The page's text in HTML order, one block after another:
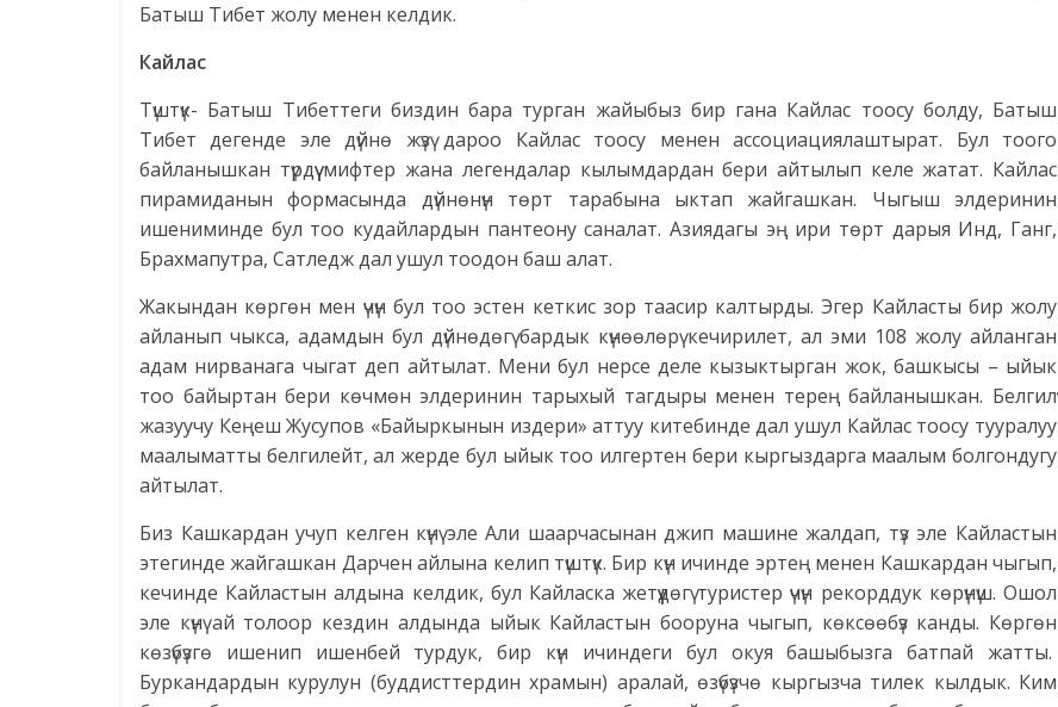
Батыш Тибет жолу менен келдик.
Кайлас
Түштүк- Батыш Тибеттеги биздин бара турган жайыбыз бир гана Кайлас тоосу болду, Батыш
Тибет дегенде эле дүйнө жүзү дароо Кайлас тоосу менен ассоциациялаштырат. Бул тоого
байланышкан түрдүү мифтер жана легендалар кылымдардан бери айтылып келе жатат. Кайлас
пирамиданын формасында дүйнөнүн төрт тарабына ыктап жайгашкан. Чыгыш элдеринин
ишениминде бул тоо кудайлардын пантеону саналат. Азиядагы эң ири төрт дарыя Инд, Ганг,
Брахмапутра, Сатледж дал ушул тоодон баш алат.
Жакындан көргөн мен үчүн бул тоо эстен кеткис зор таасир калтырды. Эгер Кайласты бир жолу
айланып чыкса, адамдын бул дүйнөдөгү бардык күнөөлөрү кечирилет, ал эми 108 жолу айланган
адам нирванага чыгат деп айтылат. Мени бул нерсе деле кызыктырган жок, башкысы – ыйык
тоо байыртан бери көчмөн элдеринин тарыхый тагдыры менен терең байланышкан. Белгилүү
жазуучу Кеңеш Жусупов «Байыркынын издери» аттуу китебинде дал ушул Кайлас тоосу тууралуу
маалыматты белгилейт, ал жерде бул ыйык тоо илгертен бери кыргыздарга маалым болгондугу
айтылат.
Биз Кашкардан учуп келген күнү эле Али шаарчасынан джип машине жалдап, түз эле Кайластын
этегинде жайгашкан Дарчен айлына келип түштүк. Бир күн ичинде эртең менен Кашкардан чыгып,
кечинде Кайластын алдына келдик, бул Кайласка жетүүдөгү туристер үчүн рекорддук көрүнүш. Ошол
эле күнү ай толоор кездин алдында ыйык Кайластын бооруна чыгып, көксөөбүз канды. Көргөн
көзүбүзгө ишенип ишенбей турдук, бир күн ичиндеги бул окуя башыбызга батпай жатты.
Буркандардын курулун (буддисттердин храмын) аралай, өзүбүзчө кыргызча тилек кылдык. Ким